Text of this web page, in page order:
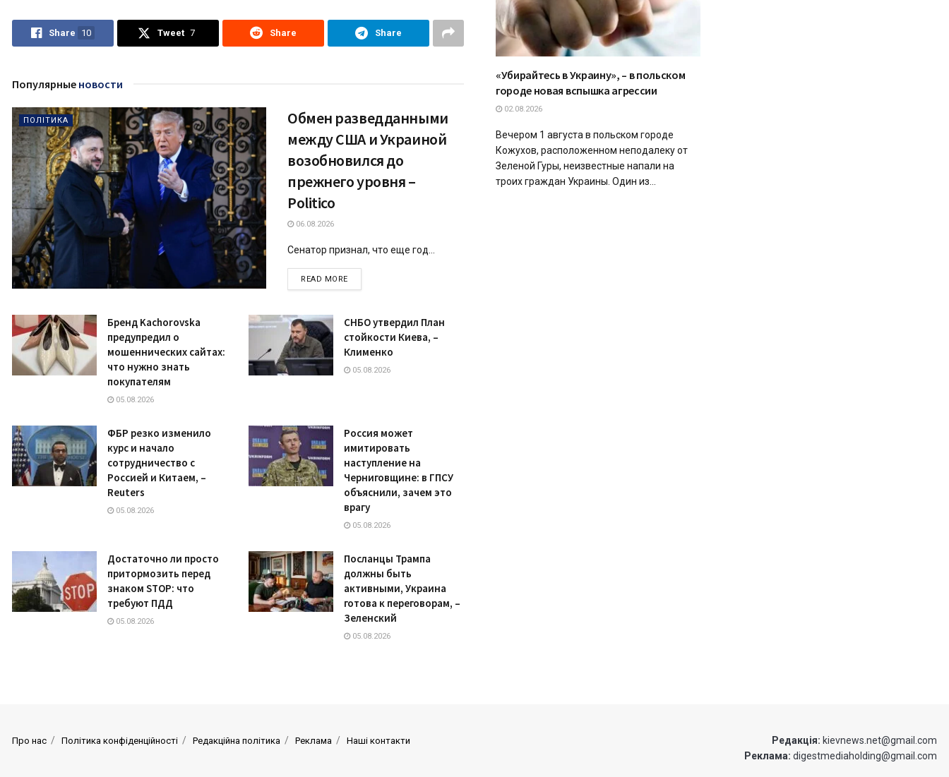
Share 10 Tweet 7 Share Share
Популярные новости
ПОЛІТИКА
Обмен разведданными
между США и Украиной
возобновился до
прежнего уровня –
Politico
06.08.2026
Сенатор признал, что еще год...
READ MOREDETAILS
Бренд Kachorovska
предупредил о
мошеннических сайтах:
что нужно знать
покупателям
05.08.2026
СНБО утвердил План
стойкости Киева, –
Клименко
05.08.2026
ФБР резко изменило
курс и начало
сотрудничество с
Россией и Китаем, –
Reuters
05.08.2026
Россия может
имитировать
наступление на
Черниговщине: в ГПСУ
объяснили, зачем это
врагу
05.08.2026
Достаточно ли просто
притормозить перед
знаком STOP: что
требуют ПДД
05.08.2026
Посланцы Трампа
должны быть
активными, Украина
готова к переговорам, –
Зеленский
05.08.2026
«Убирайтесь в Украину», – в польском
городе новая вспышка агрессии
02.08.2026
Вечером 1 августа в польском городе
Кожухов, расположенном неподалеку от
Зеленой Гуры, неизвестные напали на
троих граждан Украины. Один из...
Про нас Політика конфіденційності Редакційна політика Реклама Наші контакти Редакція: kievnews.net@gmail.com
Реклама: digestmediaholding@gmail.com